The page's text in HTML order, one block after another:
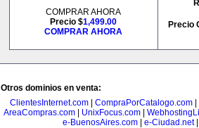
COMPRAR AHORA
Precio $1,499.00
COMPRAR AHORA
Precio
Otros dominios en venta:
ClientesInternet.com
CompraPorCatalogo.com
AreaCompras.com
UnixFocus.com
e-BuenosAires.com| e-Ciudad.net